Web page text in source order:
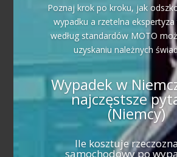
Poznaj krok po kroku, jak
wypadku a rzetelna ekspertyza
według standardów MOTO
uzyskaniu należnych
Wypadek w
najczęstsze
(Niemcy)
Ile kosztuje
samochodowy po